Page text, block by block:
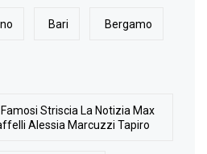
Bari Bergamo
Striscia La Notizia Max
Alessia Marcuzzi Tapiro